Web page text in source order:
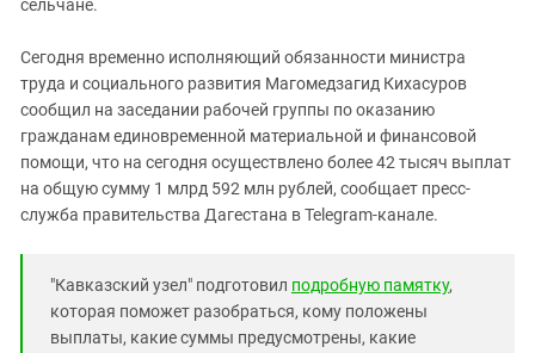
сельчане.
Сегодня временно исполняющий обязанности министра
труда и социального развития Магомедзагид Кихасуров
сообщил на заседании рабочей группы по оказанию
гражданам единовременной материальной и финансовой
помощи, что на сегодня осуществлено более 42 тысяч выплат
на общую сумму 1 млрд 592 млн рублей, сообщает пресс-
служба правительства Дагестана в Telegram-канале.
"Кавказский узел" подготовил подробную памятку,
которая поможет разобраться, кому положены
выплаты, какие суммы предусмотрены, какие